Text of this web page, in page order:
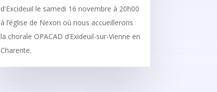
d'Excideuil le samedi 16 novembre à 20h00
à l’église de Nexon où nous accueillerons
la chorale OPACAD d’Exideuil-sur-Vienne en
Charente.